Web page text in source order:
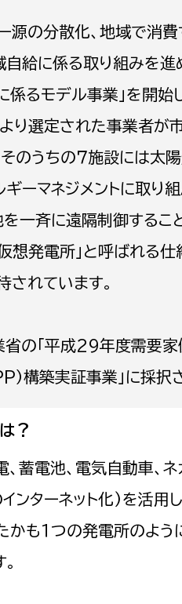
防災対策課
子ども若者部
子ども政策課
子ども若者支
出納室
源の分散化、地域で消
給に係る取り組みを進
るモデル事業」を開始し
り選定された事業者が
そのうちの７施設には
ーマネジメントに取り組
一斉に遠隔制御するこ
想発電所」と呼ばれる
れています。
の「平成29年度需要家
）構築実証事業」に採択
？
蓄電池、電気自動車、
ンターネット化)を活用
かも１つの発電所のよ